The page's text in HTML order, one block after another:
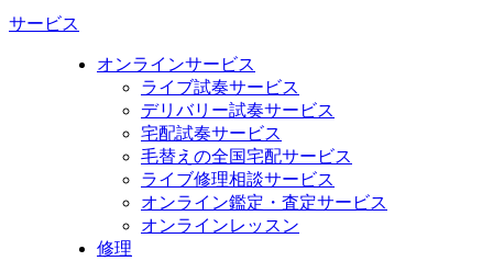
サービス
オンラインサービス
ライブ試奏サービス
デリバリー試奏サービス
宅配試奏サービス
毛替えの全国宅配サービス
ライブ修理相談サービス
オンライン鑑定・査定サービス
オンラインレッスン
修理